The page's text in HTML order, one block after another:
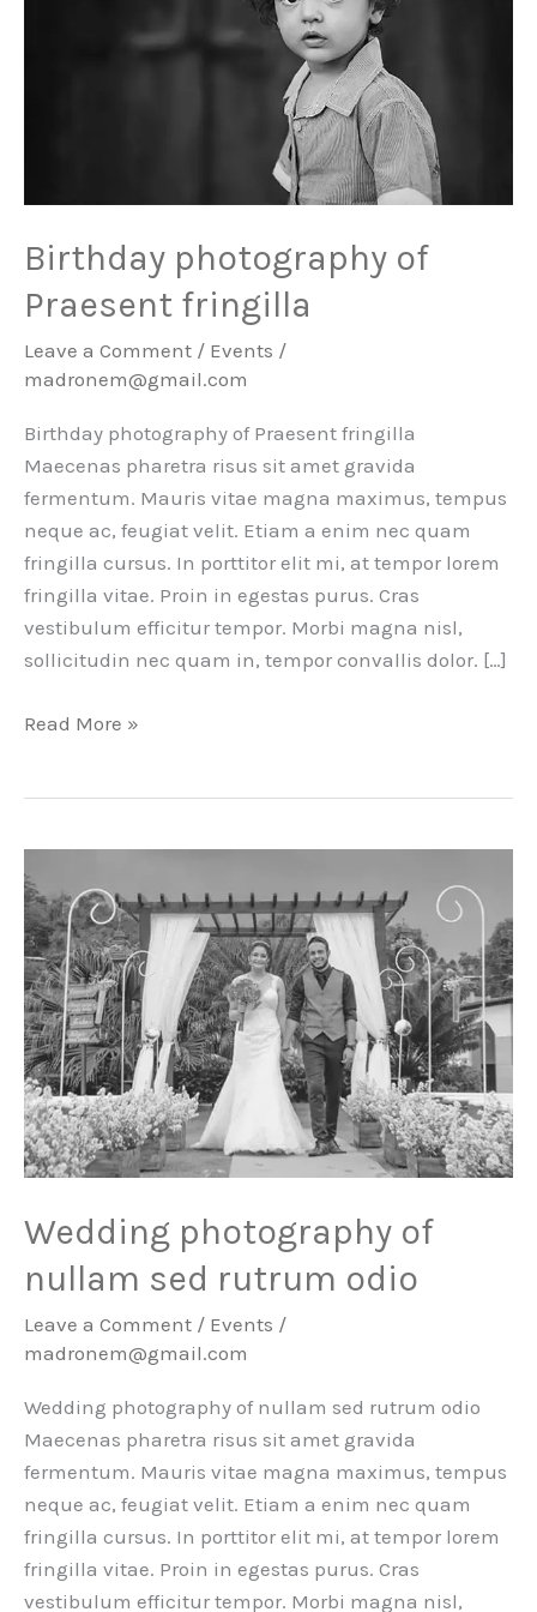
Birthday photography of
Praesent fringilla
Leave a Comment / Events /
madronem@gmail.com
Birthday photography of Praesent fringilla
Maecenas pharetra risus sit amet gravida
fermentum. Mauris vitae magna maximus, tempus
neque ac, feugiat velit. Etiam a enim nec quam
fringilla cursus. In porttitor elit mi, at tempor lorem
fringilla vitae. Proin in egestas purus. Cras
vestibulum efficitur tempor. Morbi magna nisl,
sollicitudin nec quam in, tempor convallis dolor. […]
Birthday
fringilla
Read More »
Wedding photography of
nullam sed rutrum odio
Leave a Comment / Events /
madronem@gmail.com
Wedding photography of nullam sed rutrum odio
Maecenas pharetra risus sit amet gravida
fermentum. Mauris vitae magna maximus, tempus
neque ac, feugiat velit. Etiam a enim nec quam
fringilla cursus. In porttitor elit mi, at tempor lorem
fringilla vitae. Proin in egestas purus. Cras
vestibulum efficitur tempor. Morbi magna nisl,